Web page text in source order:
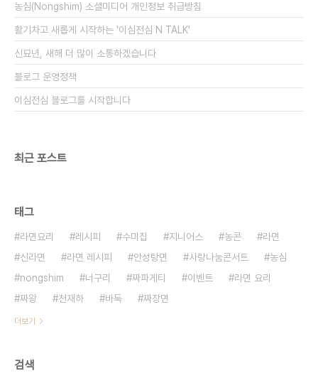
농심(Nongshim) 소셜미디어 개인정보 취급방침
활기차고 새롭게 시작하는 '이심전심 N TALK'
신묘년, 새해 더 많이 소통하겠습니다
블로그 운영정책
이심전심 블로그를 시작합니다
최근 포스트
태그
라면요리 레시피 수미칩 지니어스 농콘
라면
신라면
라면 레시피 안성탕면 사랑나눔콘서트
농심
nongshim
너구리 짜파게티 이벤트
라면 요리
짜왕
천재하 바둑 짜장면
더보기
검색